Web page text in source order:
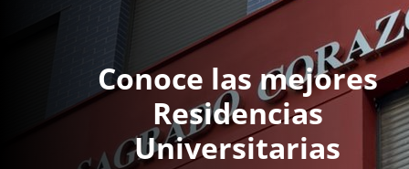
Conoce las mejores
Residencias
Universitarias